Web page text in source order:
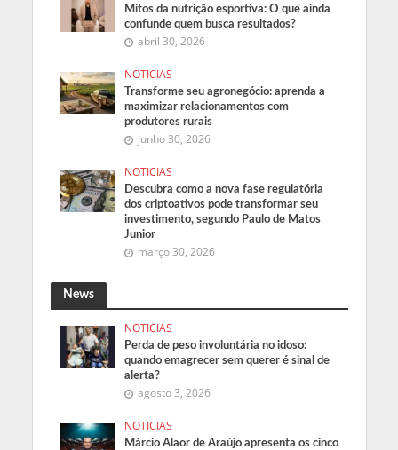
Mitos da nutrição esportiva: O que ainda
confunde quem busca resultados?
abril 30, 2026
NOTICIAS
Transforme seu agronegócio: aprenda a
maximizar relacionamentos com
produtores rurais
junho 30, 2026
NOTICIAS
Descubra como a nova fase regulatória
dos criptoativos pode transformar seu
investimento, segundo Paulo de Matos
Junior
março 30, 2026
News
NOTICIAS
Perda de peso involuntária no idoso:
quando emagrecer sem querer é sinal de
alerta?
agosto 3, 2026
NOTICIAS
Márcio Alaor de Araújo apresenta os cinco